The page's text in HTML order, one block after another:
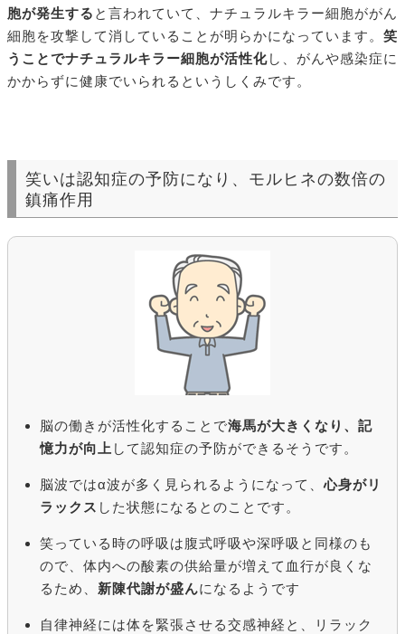
胞が発生する と言われていて、ナチュラルキラー細胞ががん
細胞を攻撃して消していることが明らかになっています。 笑
うことでナチュラルキラー細胞が活性化し、がんや感染症に
かからずに健康でいられるというしくみです。
笑いは認知症の予防になり、モルヒネの数倍の
鎮痛作用
脳の働きが活性化することで海馬が大きくなり、記
憶力が向上 して認知症の予防ができるそうです。
脳波ではα波が多く見られるようになって、心身がリ
ラックス した状態になるとのことです。
笑っている時の呼吸は腹式呼吸や深呼吸と同様のも
ので、体内への酸素の供給量が増えて血行が良くな
るため、 新陳代謝が盛んになるようです
自律神経には体を緊張させる交感神経と、リラック